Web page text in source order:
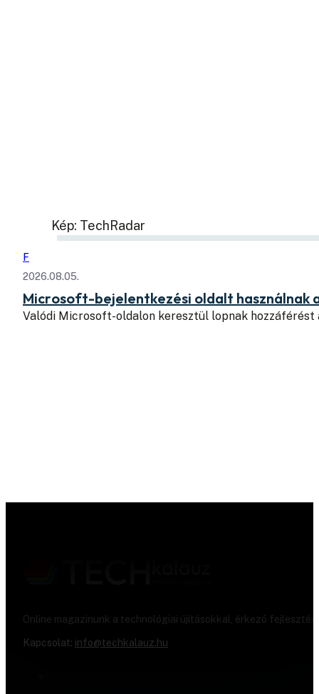
Kép: TechRadar
F
2026.08.05.
Microsoft-bejelentkezési oldalt használnak
Valódi Microsoft-oldalon keresztül lopnak hozzáférést
Online magazinunk a technológiai újításokkal, érkező
Kapcsolat: info@techkalauz.hu